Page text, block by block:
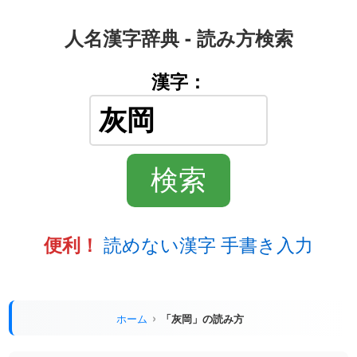
人名漢字辞典 - 読み方検索
漢字：
便利！ 読めない漢字 手書き入力
ホーム 「灰岡」の読み方